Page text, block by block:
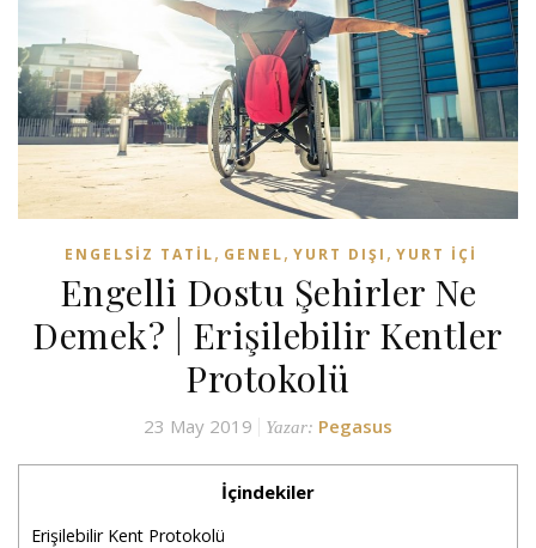
ENGELSIZ TATIL, GENEL, YURT DIŞI , YURT İÇI
Engelli Dostu Şehirler Ne
Demek? | Erişilebilir Kentler
Protokolü
23 May 2019 Yazar: Pegasus
İçindekiler
Erişilebilir Kent Protokolü